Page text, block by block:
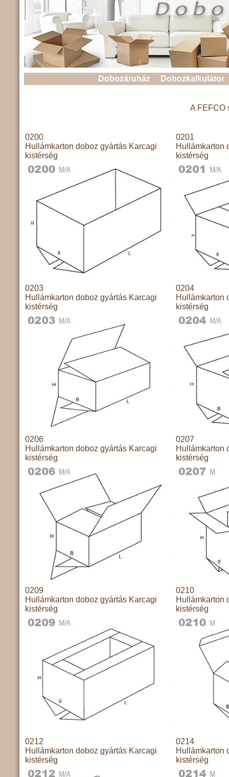
Dobozáruház Dobozkalkulátor
A FEFCO
0200
Hullámkarton doboz gyártás Karcagi
kistérség
0201
Hullámkarton
kistérség
0203
Hullámkarton doboz gyártás Karcagi
kistérség
0204
Hullámkarton
kistérség
0206
Hullámkarton doboz gyártás Karcagi
kistérség
0207
Hullámkarton
kistérség
0209
Hullámkarton doboz gyártás Karcagi
kistérség
0210
Hullámkarton
kistérség
0212
Hullámkarton doboz gyártás Karcagi
kistérség
0214
Hullámkarton
kistérség